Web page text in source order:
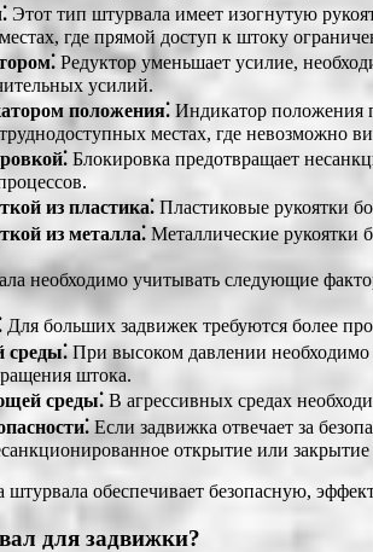
Этот тип штурвала имеет изогнутую
где прямой доступ к штоку
Редуктор уменьшает усилие,
усилий.
положения⁚ Индикатор положения
местах, где невозможно
Блокировка предотвращает
из пластика⁚ Пластиковые рукоятки
из металла⁚ Металлические рукоятки
необходимо учитывать следующие
Для больших задвижек требуются более
среды⁚ При высоком давлении
штока.
среды⁚ В агрессивных средах
Если задвижка отвечает за
открытие или
обеспечивает безопасную,
для задвижки?